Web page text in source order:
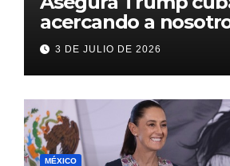
acercando a
3 DE JULIO DE 2026
MÉXICO